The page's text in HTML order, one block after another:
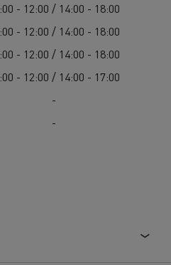
- 12:00 / 14:00 - 18:00
- 12:00 / 14:00 - 18:00
- 12:00 / 14:00 - 18:00
- 12:00 / 14:00 - 17:00
-
-